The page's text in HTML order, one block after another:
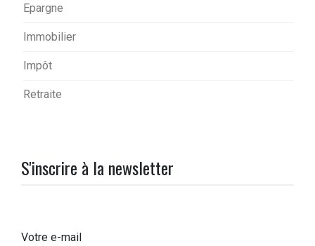
Epargne
Immobilier
Impôt
Retraite
S'inscrire à la newsletter
Votre e-mail